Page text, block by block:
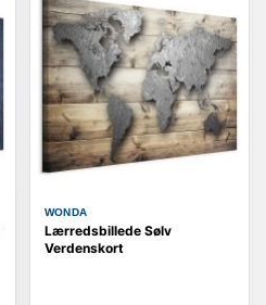
WONDA
Lærredsbillede Sølv
Verdenskort